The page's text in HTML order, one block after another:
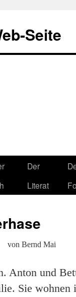
Seite
Der
Literat
von Bernd Mai
Anton und
Sie wohnen